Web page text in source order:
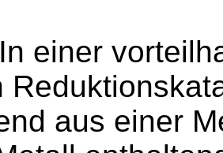
In einer
aus einer